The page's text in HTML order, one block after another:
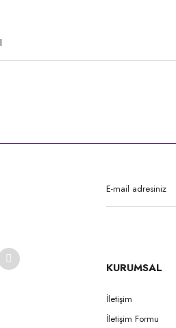
KURUMSAL
İletişim
İletişim Formu